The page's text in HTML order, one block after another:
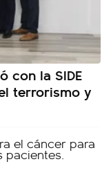
con la SIDE
terrorismo y